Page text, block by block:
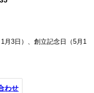
月3日）、創立記念日（5月1
わせ